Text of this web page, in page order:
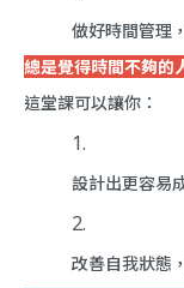
做好時間管理
總是覺得時間不夠的
這堂課可以讓你：
設計出更容易
改善自我狀態